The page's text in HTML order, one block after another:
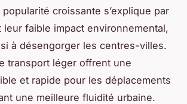
croissante s’explique par
leur faible impact environnemental,
à désengorger les centres-villes.
transport léger offrent une
et rapide pour les déplacements
une meilleure fluidité urbaine.